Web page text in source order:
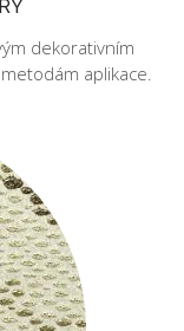
dekorativním
aplikace.